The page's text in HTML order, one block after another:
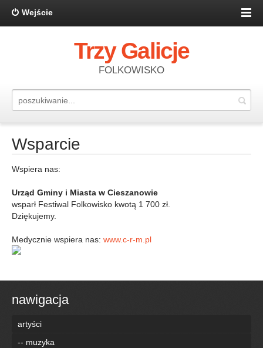
Wejście
Trzy Galicje
FOLKOWISKO
Wsparcie
Wspiera nas:
Urząd Gminy i Miasta w Cieszanowie
wsparł Festiwal Folkowisko kwotą 1 700 zł.
Dziękujemy.
Medycznie wspiera nas: www.c-r-m.pl
nawigacja
artyści
-- muzyka